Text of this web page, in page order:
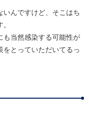
んですけど、そこはち
当然感染する可能性が
をとっていただいてるっ